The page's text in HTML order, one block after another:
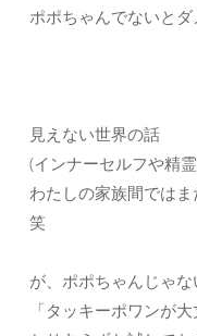
ポポちゃんでないと
見えない世界の話
(インナーセルフや精
わたしの家族間ではま
笑
が、ポポちゃんじゃ
「タッキーポワンが大